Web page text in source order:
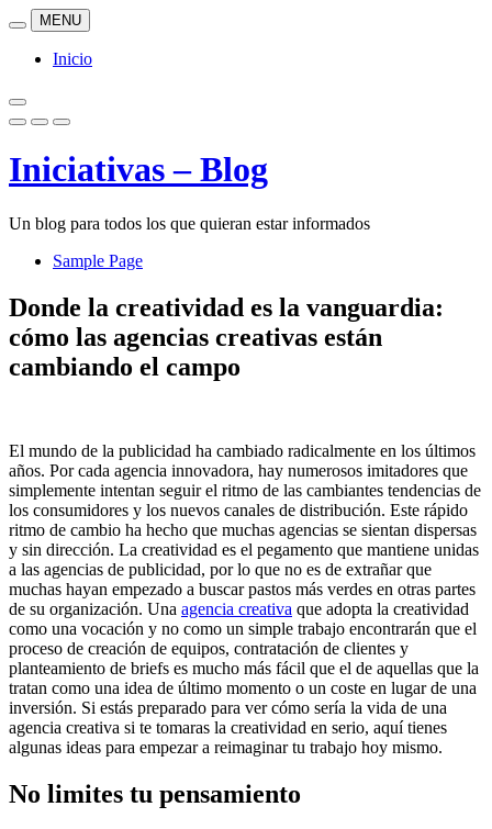
Skip
content
MENU
Inicio
Iniciativas – Blog
Un blog para todos los que quieran estar informados
Sample Page
Donde la creatividad es la vanguardia:
cómo las agencias creativas están
cambiando el campo
El mundo de la publicidad ha cambiado radicalmente en los últimos
años. Por cada agencia innovadora, hay numerosos imitadores que
simplemente intentan seguir el ritmo de las cambiantes tendencias de
los consumidores y los nuevos canales de distribución. Este rápido
ritmo de cambio ha hecho que muchas agencias se sientan dispersas
y sin dirección. La creatividad es el pegamento que mantiene unidas
a las agencias de publicidad, por lo que no es de extrañar que
muchas hayan empezado a buscar pastos más verdes en otras partes
de su organización. Una agencia creativa que adopta la creatividad
como una vocación y no como un simple trabajo encontrarán que el
proceso de creación de equipos, contratación de clientes y
planteamiento de briefs es mucho más fácil que el de aquellas que la
tratan como una idea de último momento o un coste en lugar de una
inversión. Si estás preparado para ver cómo sería la vida de una
agencia creativa si te tomaras la creatividad en serio, aquí tienes
algunas ideas para empezar a reimaginar tu trabajo hoy mismo.
No limites tu pensamiento